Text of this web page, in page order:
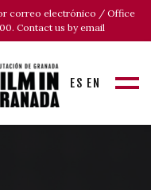
correo electrónico / Office
Contact us by email
ES EN